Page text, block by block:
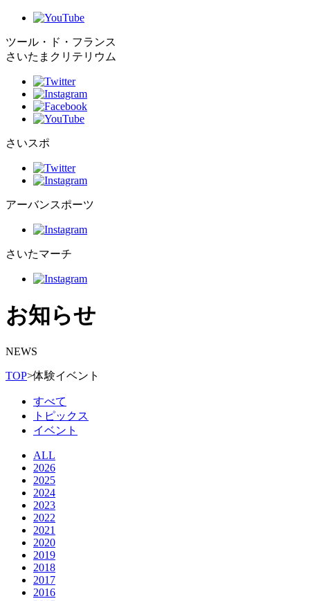
ツール・ド・フランス
さいたまクリテリウム
さいスポ
アーバンスポーツ
さいたマーチ
お知らせ
NEWS
TOP>体験イベント
すべて
トピックス
イベント
ALL
2026
2025
2024
2023
2022
2021
2020
2019
2018
2017
2016